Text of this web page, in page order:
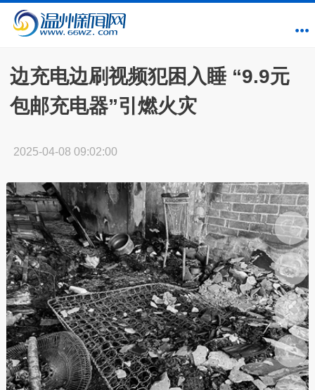
边充电边刷视频犯困入睡 “9.9元
包邮充电器”引燃火灾
2025-04-08 09:02:00